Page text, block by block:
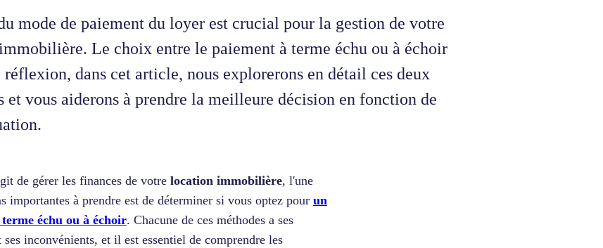
mode de paiement du loyer est crucial pour la gestion de votre
Le choix entre le paiement à terme échu ou à échoir
réflexion, dans cet article, nous explorerons en détail ces deux
et vous aiderons à prendre la meilleure décision en fonction de
de gérer les finances de votre location immobilière, l'une
importantes à prendre est de déterminer si vous optez pour un
échu ou à échoir. Chacune de ces méthodes a ses
ses inconvénients, et il est essentiel de comprendre les